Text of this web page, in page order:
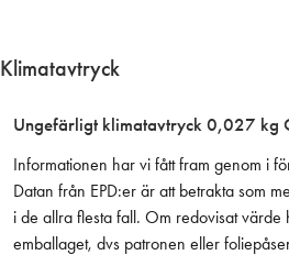
m
i
t
l
a
Klimatavtryck
Ungefärligt klimatavtryck 0,027 kg
Informationen har vi fått fram genom i
Datan från EPD:er är att betrakta som
i de allra flesta fall. Om redovisat värde
emballaget, dvs patronen eller